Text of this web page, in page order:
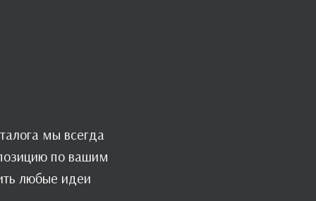
мы всегда
по вашим
любые идеи